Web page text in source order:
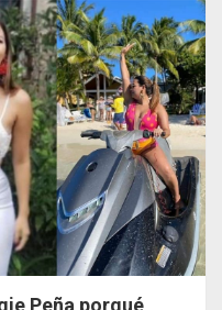
Peña porqué